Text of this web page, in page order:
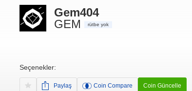
Gem404
GEM
rütbe yok
Seçenekler:
Paylaş Coin Compare Coin Güncelle